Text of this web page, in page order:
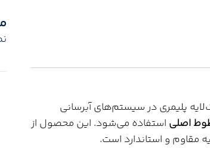
پلیمری در سیستم‌های آبرسانی
اصلی استفاده می‌شود. این محصول از
مقاوم و استاندارد است.